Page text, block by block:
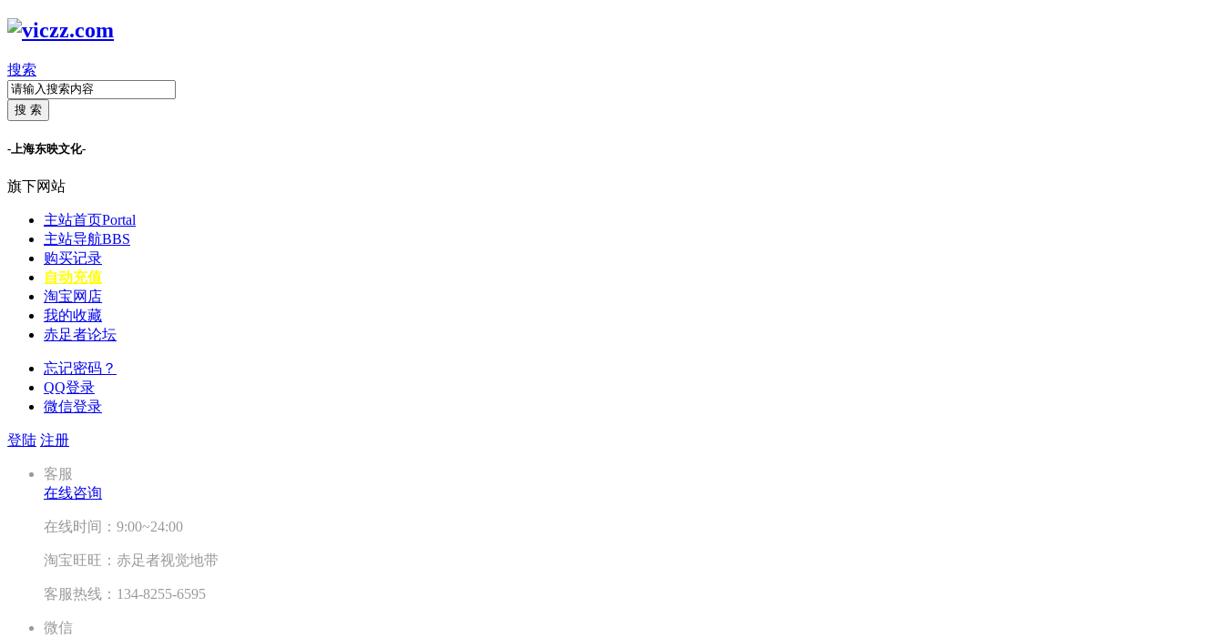
搜索
搜 索
-上海东映文化-
旗下网站
主站首页Portal
主站导航BBS
购买记录
自动充值
淘宝网店
我的收藏
赤足者论坛
忘记密码？
QQ登录
微信登录
登陆 注册
客服
在线咨询
在线时间：9:00~24:00
淘宝旺旺：赤足者视觉地带
客服热线：134-8255-6595
微信